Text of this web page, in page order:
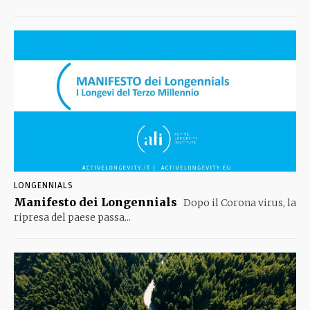
LONGENNIALS
Manifesto dei Longennials Dopo il Corona virus, la
ripresa del paese passa...